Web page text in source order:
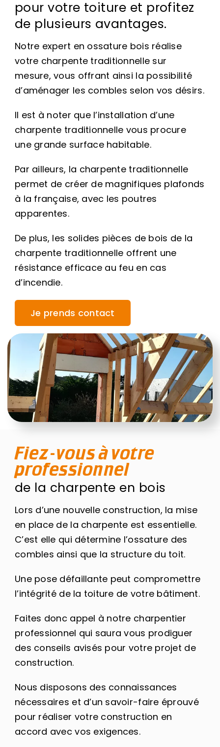
pour votre toiture et profitez
de plusieurs avantages.
Notre expert en ossature bois réalise
votre charpente traditionnelle sur
mesure, vous offrant ainsi la possibilité
d’aménager les combles selon vos désirs.
Il est à noter que l’installation d’une
charpente traditionnelle vous procure
une grande surface habitable.
Par ailleurs, la charpente traditionnelle
permet de créer de magnifiques plafonds
à la française, avec les poutres
apparentes.
De plus, les solides pièces de bois de la
charpente traditionnelle offrent une
résistance efficace au feu en cas
d’incendie.
Je prends contact
Fiez-vous à votre
professionnel
de la charpente en bois
Lors d’une nouvelle construction, la mise
en place de la charpente est essentielle.
C’est elle qui détermine l’ossature des
combles ainsi que la structure du toit.
Une pose défaillante peut compromettre
l’intégrité de la toiture de votre bâtiment.
Faites donc appel à notre charpentier
professionnel qui saura vous prodiguer
des conseils avisés pour votre projet de
construction.
Nous disposons des connaissances
nécessaires et d’un savoir-faire éprouvé
pour réaliser votre construction en
accord avec vos exigences.